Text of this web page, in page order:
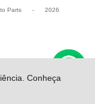
Conheça
Parts - 2026